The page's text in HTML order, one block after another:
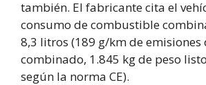
también. El fabricante cita el
consumo de combustible
8,3 litros (189 g/km de emisiones
combinado, 1.845 kg de peso
según la norma CE).